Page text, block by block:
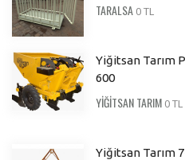
TARALSA 0 TL
Yiğitsan Tarım
600
YİĞİTSAN TARIM 0 TL
Yiğitsan Tarım